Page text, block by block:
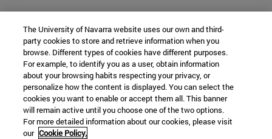
The University of Navarra website uses our own and third-
party cookies to store and retrieve information when you
browse. Different types of cookies have different purposes.
For example, to identify you as a user, obtain information
about your browsing habits respecting your privacy, or
personalize how the content is displayed. You can select the
cookies you want to enable or accept them all. This banner
will remain active until you choose one of the two options.
For more detailed information about our cookies, please visit
our Cookie Policy.